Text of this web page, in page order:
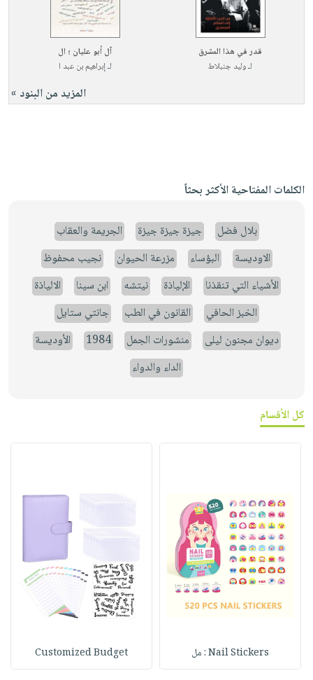
قدر في هذا المشرق
لـوليد جنبلاط
آل أبو عليان ؛ ال
لـإبراهيم بن عبد ا
المزيد من البنود »
الكلمات المفتاحية الأكثر بحثاً
بلال فضل جيزة جيزة جيزة
الجريمة والعقاب
الاوديسة
البؤساء مزرعة الحيوان
نجيب محفوظ
الأشياء التي تنقذنا
الإلياذة نيتشه ابن سينا
الالياذة
الخبز الحافي
القانون في الطب
جانتي ستايل
ديوان مجنون ليلى
منشورات الجمل 1984
الأوديسة
الداء والدواء
كل الأقسام
Nail Stickers : مل Customized Budget